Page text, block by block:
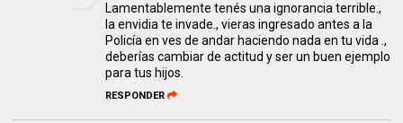
Lamentablemente tenés una ignorancia terrible.,
la envidia te invade., vieras ingresado antes a la
Policía en ves de andar haciendo nada en tu vida .,
deberías cambiar de actitud y ser un buen ejemplo
para tus hijos.
RESPONDER